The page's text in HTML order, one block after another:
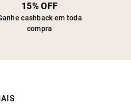
15% OFF
cashback em toda
compra